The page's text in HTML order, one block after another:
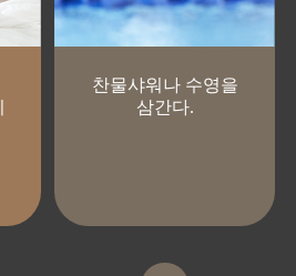
찬물샤워나 수영을
삼간다.